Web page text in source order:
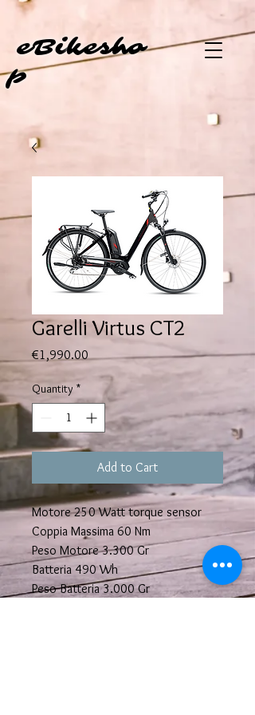
eBikesho
p
Garelli Virtus CT2
€1,990.00 Price
Quantity *
Add to Cart
Motore 250 Watt torque sensor
Coppia Massima 60 Nm
Peso Motore 3.300 Gr
Batteria 490 Wh
Peso Batteria 3.000 Gr